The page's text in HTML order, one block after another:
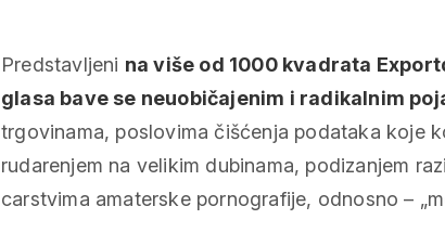
Predstavljeni na više od 1000 kvadrata
glasa bave se neuobičajenim i radikalnim
trgovinama, poslovima čišćenja podataka koje
rudarenjem na velikim dubinama, podizanjem
carstvima amaterske pornografije, odnosno –